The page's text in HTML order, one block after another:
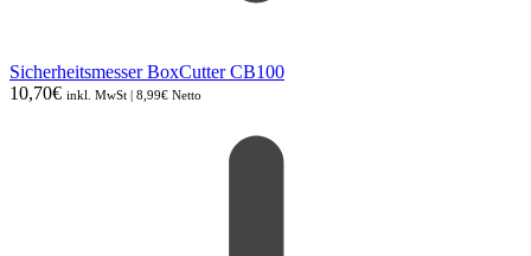
Sicherheitsmesser BoxCutter CB100
10,70€ inkl. MwSt | 8,99€ Netto